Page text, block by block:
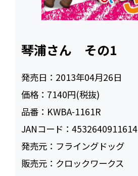
琴浦さん その1
発売日： 2013年04月26日
価格： 7140円(税抜)
品番： KWBA-1161R
JANコード：4532640911614
発売元： フライングドッグ
販売元： クロックワークス